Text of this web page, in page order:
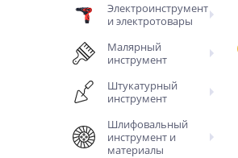
Электроинструмент
и электротовары
Малярный
инструмент
Штукатурный
инструмент
Шлифовальный
инструмент и
материалы